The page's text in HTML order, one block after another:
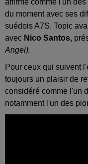
affirmé comme l'un
du moment avec ses
suédois A7S. Topic
avec Nico Santos,
Angel).
Pour ceux qui suivent
toujours un plaisir de
considéré comme l'un
notamment l'un des